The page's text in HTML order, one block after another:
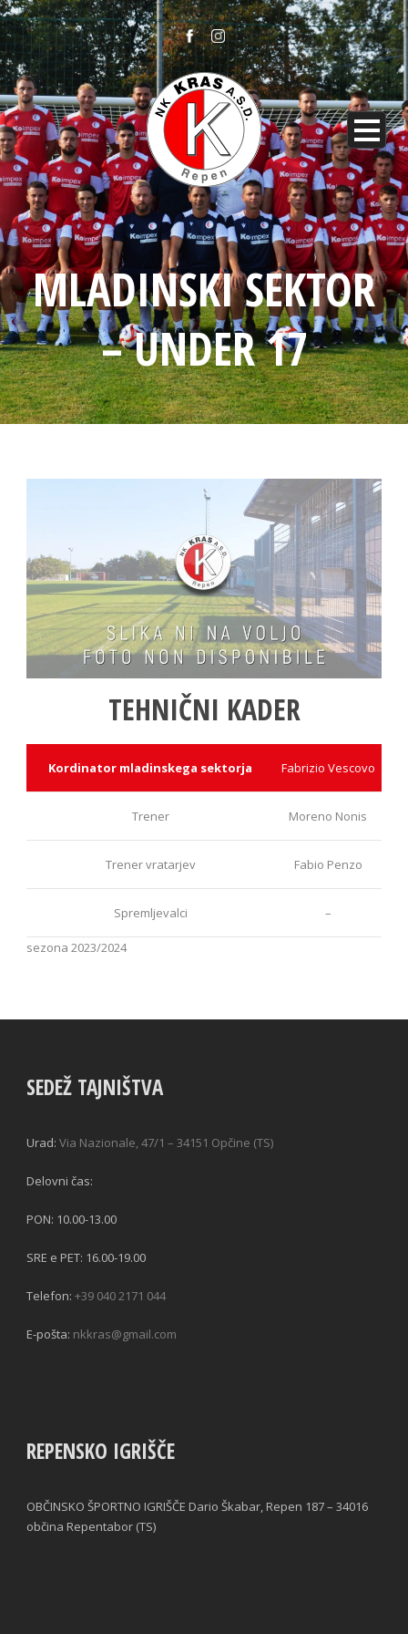
MLADINSKI SEKTOR
– UNDER 17
TEHNIČNI KADER
Kordinator mladinskega sektorja Fabrizio Vescovo
Trener Moreno Nonis
Trener vratarjev Fabio Penzo
Spremljevalci –
sezona 2023/2024
SEDEŽ TAJNIŠTVA
Urad: Via Nazionale, 47/1 – 34151 Opčine (TS)
Delovni čas:
PON: 10.00-13.00
SRE e PET: 16.00-19.00
Telefon: +39 040 2171 044
E-pošta: nkkras@gmail.com
REPENSKO IGRIŠČE
OBČINSKO ŠPORTNO IGRIŠČE Dario Škabar, Repen 187 – 34016
občina Repentabor (TS)